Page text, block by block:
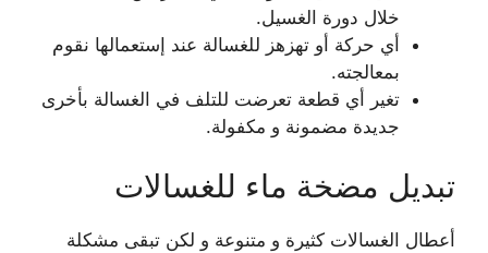
خلال دورة الغسيل.
أي حركة أو تهزهز للغسالة عند إستعمالها نقوم
بمعالجته.
تغير أي قطعة تعرضت للتلف في الغسالة بأخرى
جديدة مضمونة و مكفولة.
تبديل مضخة ماء للغسالات
أعطال الغسالات كثيرة و متنوعة و لكن تبقى مشكلة